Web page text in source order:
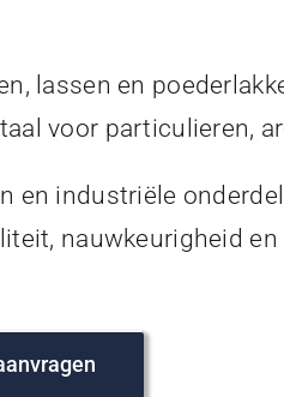
lassen en
voor particulieren,
industriële
nauwkeurigheid